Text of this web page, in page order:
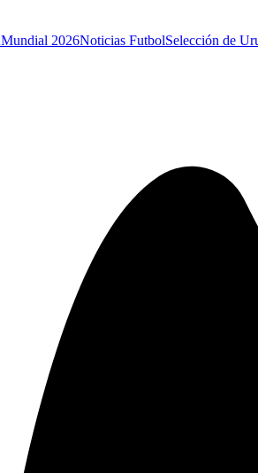
Mundial 2026Noticias FutbolSelección de